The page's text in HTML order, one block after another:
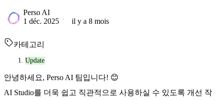
Perso AI
1 déc. 2025
il y a 8 mois
카테고리
Update
안녕하세요, Perso AI 팀입니다! 😊
AI Studio를 더욱 쉽고 직관적으로 사용하실 수 있도록 개선 작